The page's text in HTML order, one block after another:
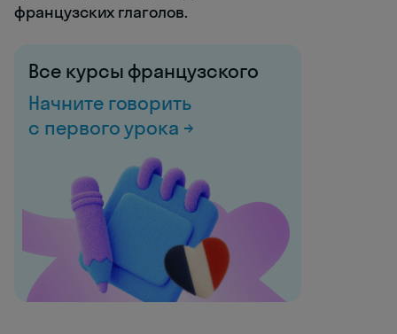
французских глаголов.
Все курсы французского
Начните говорить
с первого урока →